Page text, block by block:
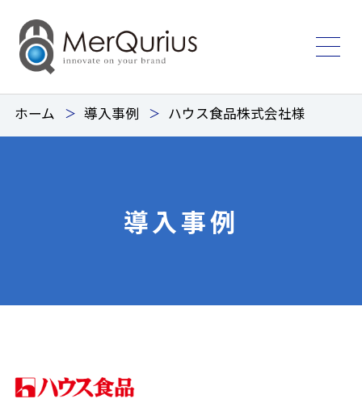
ホーム 導入事例 ハウス食品株式会社様
導入事例